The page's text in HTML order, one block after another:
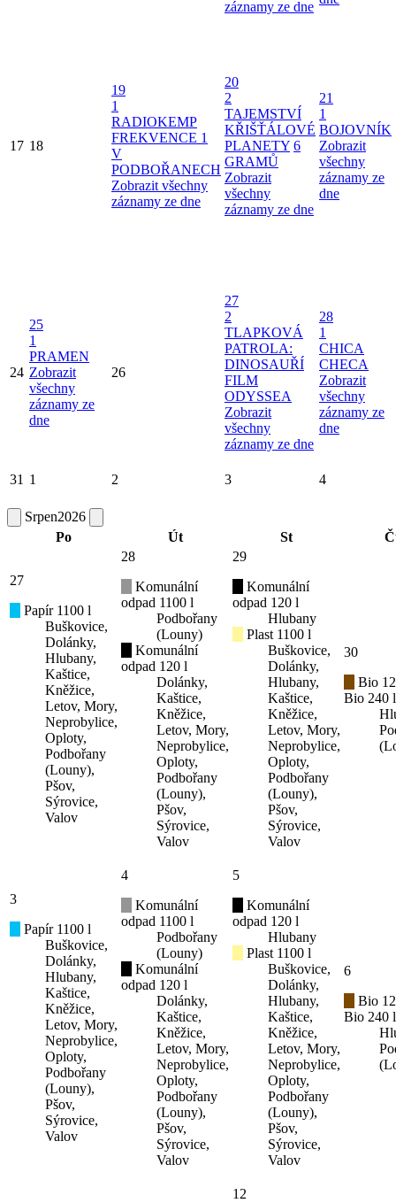
záznamy ze dne
17 18
19
1
RADIOKEMP
FREKVENCE 1
V
PODBOŘANECH
Zobrazit všechny
záznamy ze dne
20
2
TAJEMSTVÍ
KŘIŠŤÁLOVÉ
PLANETY 6
GRAMŮ
Zobrazit
všechny
záznamy ze dne
21
1
BOJOVNÍK
Zobrazit
všechny
záznamy ze
dne
24
25
1
PRAMEN
Zobrazit
všechny
záznamy ze
dne
26
27
2
TLAPKOVÁ
PATROLA:
DINOSAUŘÍ
FILM
ODYSSEA
Zobrazit
všechny
záznamy ze dne
28
1
CHICA
CHECA
Zobrazit
všechny
záznamy ze
dne
31 1 2 3 4
Srpen2026
Po
Út St
27
Papír 1100 l
Buškovice,
Dolánky,
Hlubany,
Kaštice,
Kněžice,
Letov, Mory,
Neprobylice,
Oploty,
Podbořany
(Louny),
Pšov,
Sýrovice,
Valov
28
Komunální
odpad 1100 l
Podbořany
(Louny)
Komunální
odpad 120 l
Dolánky,
Kaštice,
Kněžice,
Letov, Mory,
Neprobylice,
Oploty,
Podbořany
(Louny),
Pšov,
Sýrovice,
Valov
29
Komunální
odpad 120 l
Hlubany
Plast 1100 l
Buškovice,
Dolánky,
Hlubany,
Kaštice,
Kněžice,
Letov, Mory,
Neprobylice,
Oploty,
Podbořany
(Louny),
Pšov,
Sýrovice,
Valov
30
Bio
Bio 240 l
3
Papír 1100 l
Buškovice,
Dolánky,
Hlubany,
Kaštice,
Kněžice,
Letov, Mory,
Neprobylice,
Oploty,
Podbořany
(Louny),
Pšov,
Sýrovice,
Valov
4
Komunální
odpad 1100 l
Podbořany
(Louny)
Komunální
odpad 120 l
Dolánky,
Kaštice,
Kněžice,
Letov, Mory,
Neprobylice,
Oploty,
Podbořany
(Louny),
Pšov,
Sýrovice,
Valov
5
Komunální
odpad 120 l
Hlubany
Plast 1100 l
Buškovice,
Dolánky,
Hlubany,
Kaštice,
Kněžice,
Letov, Mory,
Neprobylice,
Oploty,
Podbořany
(Louny),
Pšov,
Sýrovice,
Valov
6
Bio
Bio 240 l
12